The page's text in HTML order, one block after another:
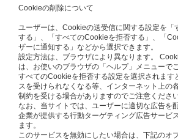
Cookieの削除について
ユーザーは、Cookieの送受信に関する設定を「
する」、「すべてのCookieを拒否する」、「
ザーに通知する」などから選択できます。
設定方法は、ブラウザにより異なります。
は、お使いのブラウザの「ヘルプ」メニューで
すべてのCookieを拒否する設定を選択されます
スを受けられなくなる等、インターネット上の
制約を受ける場合がありますのでご注意ください
なお、当サイトでは、ユーザーに適切な広告を
企業が提供する行動ターゲティング広告サービ
ます。
このサービスを無効にしたい場合は、下記のオ